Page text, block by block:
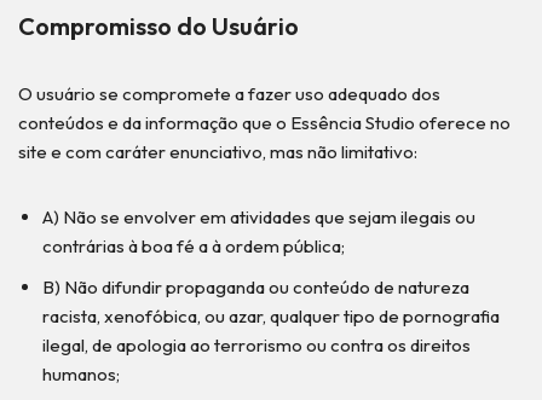
Compromisso do Usuário
O usuário se compromete a fazer uso adequado dos
conteúdos e da informação que o Essência Studio oferece no
site e com caráter enunciativo, mas não limitativo:
A) Não se envolver em atividades que sejam ilegais ou
contrárias à boa fé a à ordem pública;
B) Não difundir propaganda ou conteúdo de natureza
racista, xenofóbica, ou azar, qualquer tipo de pornografia
ilegal, de apologia ao terrorismo ou contra os direitos
humanos;